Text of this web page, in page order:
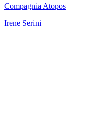
Compagnia Atopos
Irene Serini